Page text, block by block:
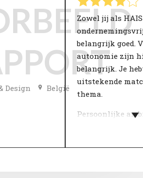
Design
België
Zowel jij als
belangrijk goed.
autonomie zijn
belangrijk. Je
uitstekende
thema.
Persoonlijke